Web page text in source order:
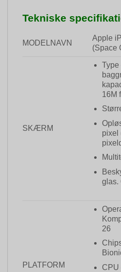
Tekniske
MODELNAVN
Apple
(Space
SKÆRM
Type
16M
pixel
glas.
PLATFORM
26
CPU